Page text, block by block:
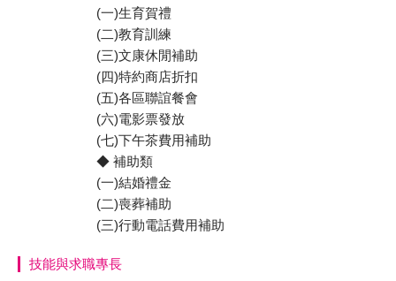
(一)生育賀禮
(二)教育訓練
(三)文康休閒補助
(四)特約商店折扣
(五)各區聯誼餐會
(六)電影票發放
(七)下午茶費用補助
◆ 補助類
(一)結婚禮金
(二)喪葬補助
(三)行動電話費用補助
技能與求職專長